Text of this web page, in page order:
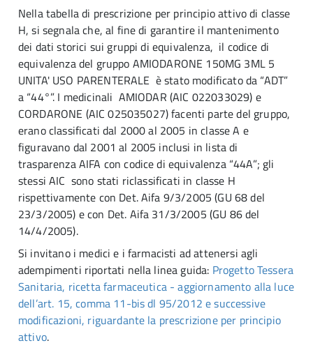
Nella tabella di prescrizione per principio attivo di classe
H, si segnala che, al fine di garantire il mantenimento
dei dati storici sui gruppi di equivalenza, il codice di
equivalenza del gruppo AMIODARONE 150MG 3ML 5
UNITA' USO PARENTERALE è stato modificato da “ADT”
a “44°”. I medicinali AMIODAR (AIC 022033029) e
CORDARONE (AIC 025035027) facenti parte del gruppo,
erano classificati dal 2000 al 2005 in classe A e
figuravano dal 2001 al 2005 inclusi in lista di
trasparenza AIFA con codice di equivalenza “44A”; gli
stessi AIC sono stati riclassificati in classe H
rispettivamente con Det. Aifa 9/3/2005 (GU 68 del
23/3/2005) e con Det. Aifa 31/3/2005 (GU 86 del
14/4/2005).
Si invitano i medici e i farmacisti ad attenersi agli
adempimenti riportati nella linea guida: Progetto Tessera
Sanitaria, ricetta farmaceutica - aggiornamento alla luce
dell’art. 15, comma 11-bis dl 95/2012 e successive
modificazioni, riguardante la prescrizione per principio
attivo.